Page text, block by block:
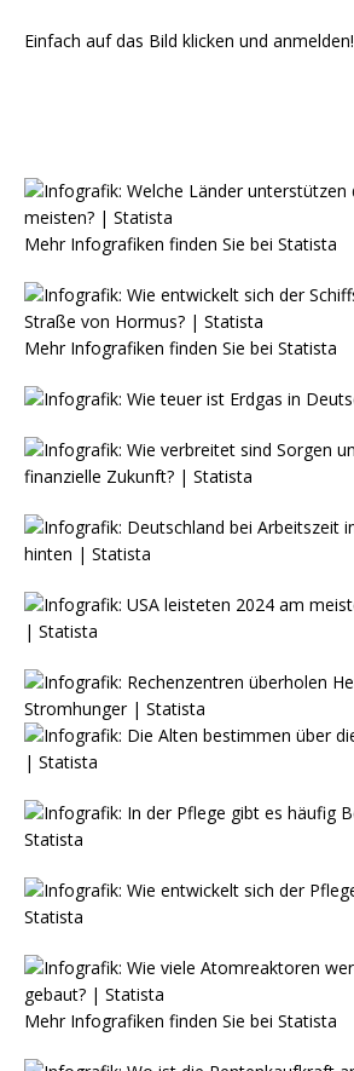
Einfach auf das Bild klicken und anmelden!
Mehr Infografiken finden Sie bei Statista
Mehr Infografiken finden Sie bei Statista
Mehr Infografiken finden Sie bei Statista